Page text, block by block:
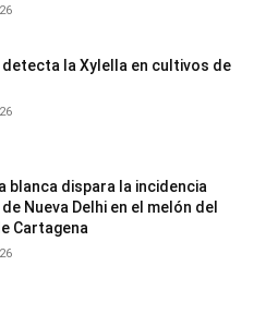
detecta la Xylella en cultivos de
blanca dispara la incidencia
Nueva Delhi en el melón del
Cartagena